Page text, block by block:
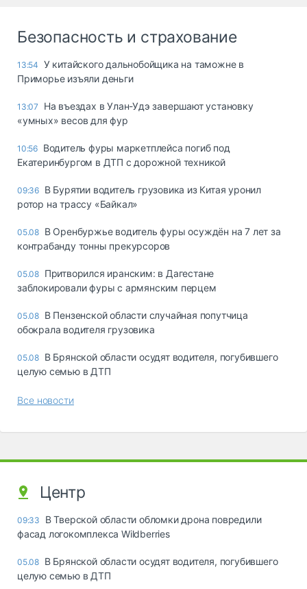
Безопасность и страхование
13:54 У китайского дальнобойщика на таможне в
Приморье изъяли деньги
13:07
Ha въeздax в Улaн-Удэ зaвepшaют ycтaнoвкy
«yмныx» вecoв для фyp
10:56 Водитель фуры маркетплейса погиб под
Екатеринбургом в ДТП с дорожной техникой
09:36 В Бурятии водитель грузовика из Китая уронил
ротор на трассу «Байкал»
05.08 В Оренбуржье водитель фуры осуждён на 7 лет за
контрабанду тонны прекурсоров
05.08 Притворился иранским: в Дагестане
заблокировали фуры с армянским перцем
05.08 В Пензенской области случайная попутчица
обокрала водителя грузовика
05.08 В Брянской области осудят водителя, погубившего
целую семью в ДТП
Все новости
Центр
09:33
В Тверской области обломки дрона повредили
фасад логокомплекса Wildberries
05.08 В Брянской области осудят водителя, погубившего
целую семью в ДТП